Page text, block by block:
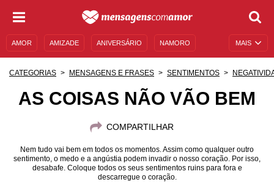
MAIS
AMOR AMIZADE ANIVERSÁRIO NAMORO
DESCULPAS
CATEGORIAS MENSAGENS E FRASES SENTIMENTOS
AS COISAS NÃO VÃO BEM
COMPARTILHAR
Nem tudo vai bem em todos os momentos. Assim como qualquer outro
sentimento, o medo e a angústia podem invadir o nosso coração. Por isso,
desabafe. Coloque todos os seus sentimentos ruins para fora e
descarregue o coração.